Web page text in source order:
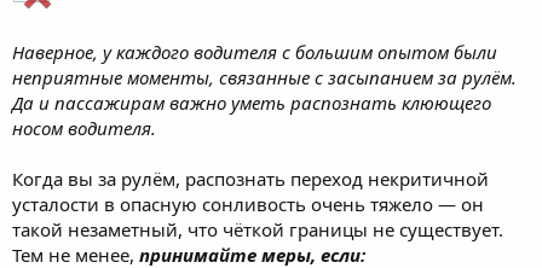
Наверное, у каждого водителя с большим опытом были
неприятные моменты, связанные с засыпанием за рулём.
Да и пассажирам важно уметь распознать клюющего
носом водителя.
Когда вы за рулём, распознать переход некритичной
усталости в опасную сонливость очень тяжело — он
такой незаметный, что чёткой границы не существует.
Тем не менее, принимайте меры, если: